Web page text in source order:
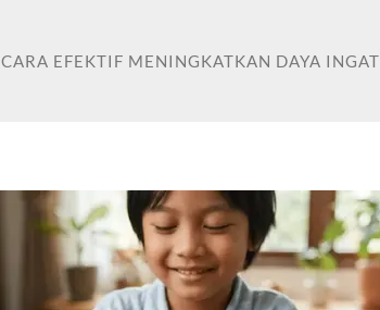
CARA EFEKTIF MENINGKATKAN DAYA INGAT